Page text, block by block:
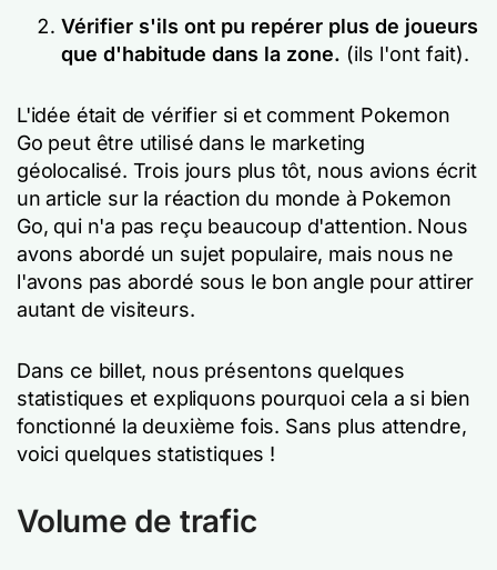
Vérifier s'ils ont pu repérer plus de joueurs
que d'habitude dans la zone. (ils l'ont fait).
L'idée était de vérifier si et comment Pokemon
Go peut être utilisé dans le marketing
géolocalisé. Trois jours plus tôt, nous avions écrit
un article sur la réaction du monde à Pokemon
Go, qui n'a pas reçu beaucoup d'attention. Nous
avons abordé un sujet populaire, mais nous ne
l'avons pas abordé sous le bon angle pour attirer
autant de visiteurs.
Dans ce billet, nous présentons quelques
statistiques et expliquons pourquoi cela a si bien
fonctionné la deuxième fois. Sans plus attendre,
voici quelques statistiques !
Volume de trafic